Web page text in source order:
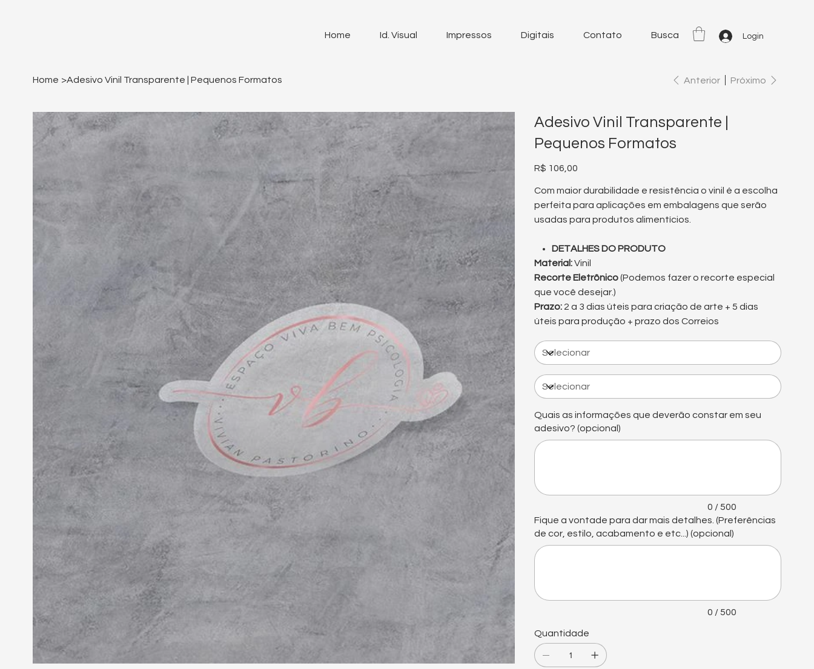
Home Id. Visual Impressos Digitais Contato Busca Login
Home >Adesivo Vinil Transparente | Pequenos Formatos Anterior Próximo
Adesivo Vinil Transparente |
Pequenos Formatos
Preço
R$ 106,00
Com maior durabilidade e resistência o vinil é a escolha
perfeita para aplicações em embalagens que serão
usadas para produtos alimentícios.
DETALHES DO PRODUTO
Material:Vinil
Recorte Eletrônico(Podemos fazer o recorte especial
que você desejar.)
Prazo: 2 a 3 dias úteis para criação de arte + 5 dias
úteis para produção + prazo dos Correios
Quais as informações que deverão constar em seu
adesivo? (opcional)
500
caracteres.
0 / 500
Fique a vontade para dar mais detalhes. (Preferências
de cor, estilo, acabamento e etc...) (opcional)
500
caracteres.
0 / 500
Quantidade